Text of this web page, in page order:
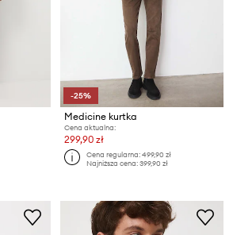
-25%
Medicine kurtka
Cena aktualna:
299,90 zł
Cena regularna:499,90 zł
Najniższa cena:399,90 zł